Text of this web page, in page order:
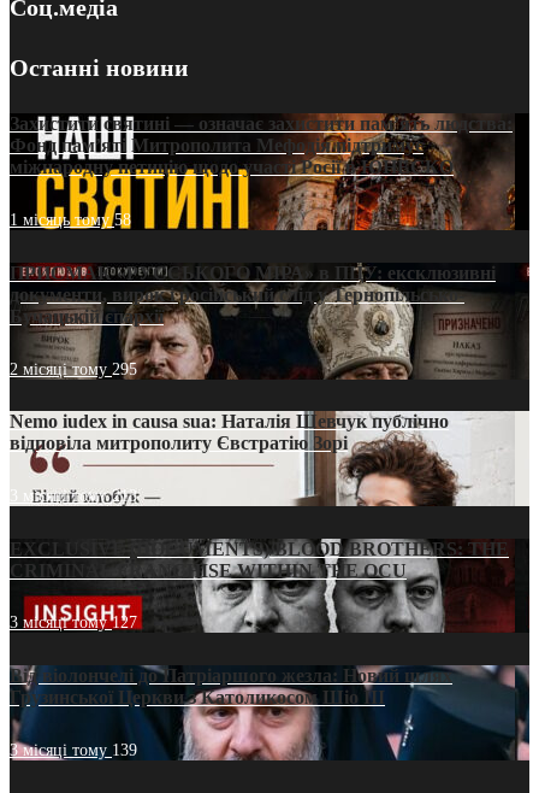
Соц.медіа
Останні новини
Захистити святині — означає захистити пам’ять людства:
Фонд пам’яті Митрополита Мефодія підтримує
міжнародну петицію щодо участі Росії в ЮНЕСКО
1 місяць тому58
ПРИСМАК «РУССЬКОГО МІРА» в ПЦУ: ексклюзивні
документи, вирок і російський слід у Тернопільсько-
Бучацькій єпархії
2 місяці тому 295
Nemo iudex in causa sua: Наталія Шевчук публічно
відповіла митрополиту Євстратію Зорі
3 місяці тому213
EXCLUSIVE (DOCUMENTS)/BLOOD BROTHERS: THE
CRIMINAL FRANCHISE WITHIN THE OCU
3 місяці тому127
Від віолончелі до Патріаршого жезла: Новий шлях
Грузинської Церкви з Католикосом Шіо III
3 місяці тому 139